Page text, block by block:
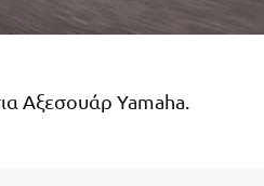
Αξεσουάρ Yamaha.